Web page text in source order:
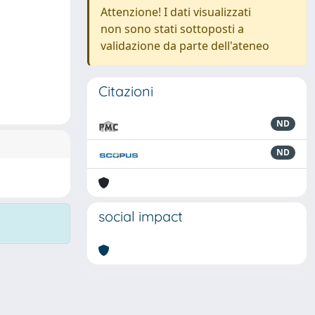
Attenzione! I dati visualizzati
non sono stati sottoposti a
validazione da parte dell'ateneo
Citazioni
ND
ND
social impact